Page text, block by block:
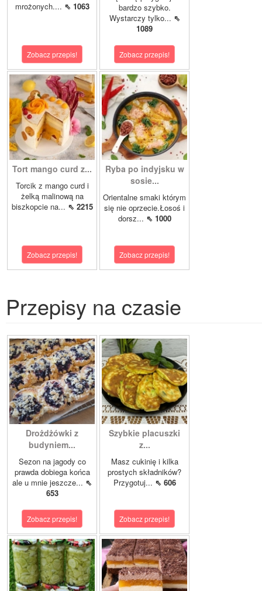
mrożonych.... ⇖ 1063
Zobacz przepis!
bardzo szybko.
Wystarczy tylko... ⇖
1089
Zobacz przepis!
Tort mango curd z...
Torcik z mango curd i
żelką malinową na
biszkopcie na... ⇖ 2215
Zobacz przepis!
Ryba po indyjsku w
sosie...
Orientalne smaki którym
się nie oprzecie.Łosoś i
dorsz... ⇖ 1000
Zobacz przepis!
Przepisy na czasie
Drożdżówki z
budyniem...
Sezon na jagody co
prawda dobiega końca
ale u mnie jeszcze... ⇖
653
Zobacz przepis!
Szybkie placuszki
z...
Masz cukinię i kilka
prostych składników?
Przygotuj... ⇖ 606
Zobacz przepis!